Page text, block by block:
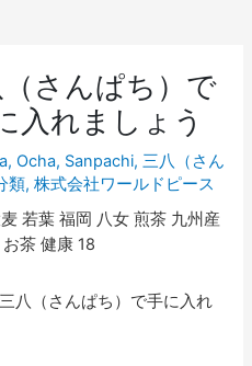
さんぱち）で
入れましょう
,Ocha, Sanpachi,三八（さん
類,株式会社ワールドピース
八（さんぱち）で手に入れ